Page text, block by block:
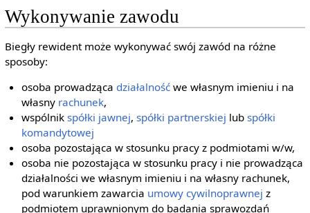
Wykonywanie zawodu
Biegły rewident może wykonywać swój zawód na różne
sposoby:
osoba prowadząca działalność we własnym imieniu i na
własny rachunek,
wspólnikspółki jawnej,spółki partnerskiej lubspółki
komandytowej
osoba pozostająca w stosunku pracy z podmiotami w/w,
osoba nie pozostająca w stosunku pracy i nie prowadząca
działalności we własnym imieniu i na własny rachunek,
pod warunkiem zawarcia umowy cywilnoprawnej z
podmiotem uprawnionym do badania sprawozdań